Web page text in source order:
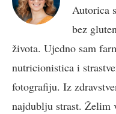
Autorica
bez
života. Ujedno sam
nutricionistica i
fotografiju. Iz
najdublju strast. Želim